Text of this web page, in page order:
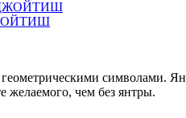
символами.
желаемого, чем без янтры.